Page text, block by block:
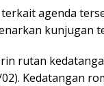
agenda
kunjugan
rutan
Kedatangan